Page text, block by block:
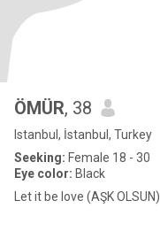
ÖMÜR, 38
Istanbul, İstanbul, Turkey
Seeking: Female 18 - 30
Eye color: Black
Let it be love (AŞK OLSUN)